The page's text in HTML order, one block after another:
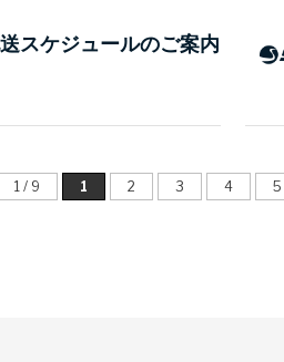
スケジュールのご案内
1 / 9 1 2 3 4 5